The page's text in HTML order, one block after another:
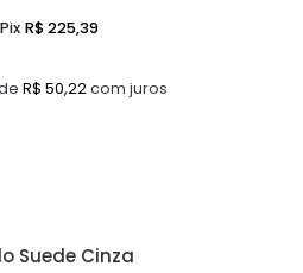
R$ 50,22com juros
R$225,39
Suede Cinza